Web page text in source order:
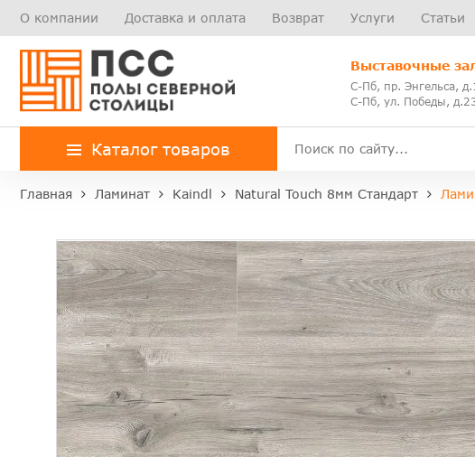
О компании Доставка и оплата Возврат Услуги Статьи
Выставочные
С-Пб, пр. Энгельса,
С-Пб, ул. Победы,
Каталог товаров
Главная Ламинат Kaindl Natural Touch 8мм Стандарт